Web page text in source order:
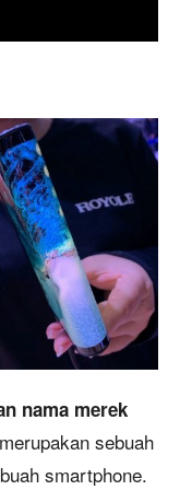
nama merek
sebuah
smartphone.